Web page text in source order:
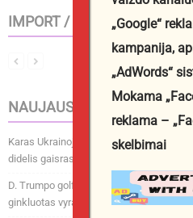
IMPORT / EXPORT
NAUJAUSI ĮRAŠAI
Karas Ukrainoje. Masinė ataka Rusijoje:
didelis gaisras, dronai skrido į Maskvą
D. Trumpo golfo aikštyne Los Andžele
ginkluotas vyras 2026
„Google“
kampanija,
„AdWords“
Mokama
reklama –
skelbimai